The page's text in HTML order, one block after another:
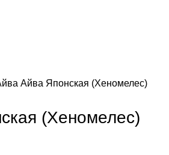
Айва Японская (Хеномелес)
(Хеномелес)